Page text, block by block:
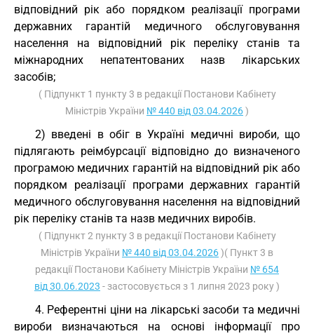
відповідний рік або порядком реалізації програми
державних гарантій медичного обслуговування
населення на відповідний рік переліку станів та
міжнародних непатентованих назв лікарських
засобів;
( Підпункт 1 пункту 3 в редакції Постанови Кабінету
Міністрів України № 440 від 03.04.2026)
2) введені в обіг в Україні медичні вироби, що
підлягають реімбурсації відповідно до визначеного
програмою медичних гарантій на відповідний рік або
порядком реалізації програми державних гарантій
медичного обслуговування населення на відповідний
рік переліку станів та назв медичних виробів.
( Підпункт 2 пункту 3 в редакції Постанови Кабінету
Міністрів України № 440 від 03.04.2026)( Пункт 3 в
редакції Постанови Кабінету Міністрів України № 654
від 30.06.2023 - застосовується з 1 липня 2023 року )
4. Референтні ціни на лікарські засоби та медичні
вироби визначаються на основі інформації про